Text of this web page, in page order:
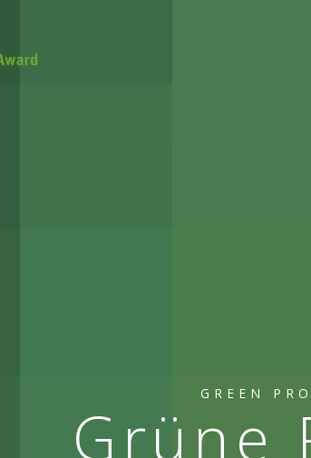
GREEN
Grüne